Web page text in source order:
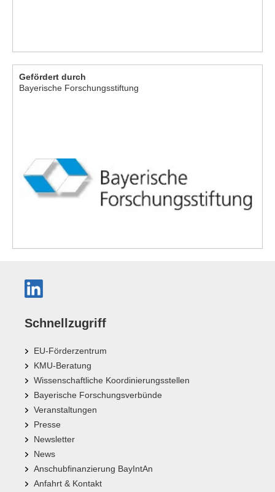
Gefördert durch
Bayerische Forschungsstiftung
Schnellzugriff
EU-Förderzentrum
KMU-Beratung
Wissenschaftliche Koordinierungsstellen
Bayerische Forschungsverbünde
Veranstaltungen
Presse
Newsletter
News
Anschubfinanzierung BayIntAn
Anfahrt & Kontakt